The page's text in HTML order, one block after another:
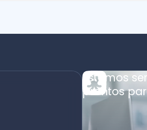
Estamos
prontos